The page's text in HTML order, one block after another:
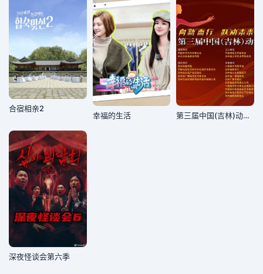
合宿相亲2
幸福的生活 第三届中国(吉林)动漫大会晚会
深夜怪谈会第六季